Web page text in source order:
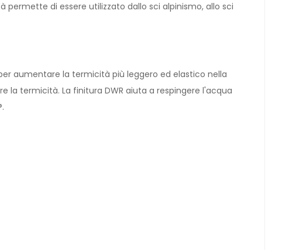
di essere utilizzato dallo sci alpinismo, allo sci
aumentare la termicità più leggero ed elastico nella
la termicità. La finitura DWR aiuta a respingere l'acqua